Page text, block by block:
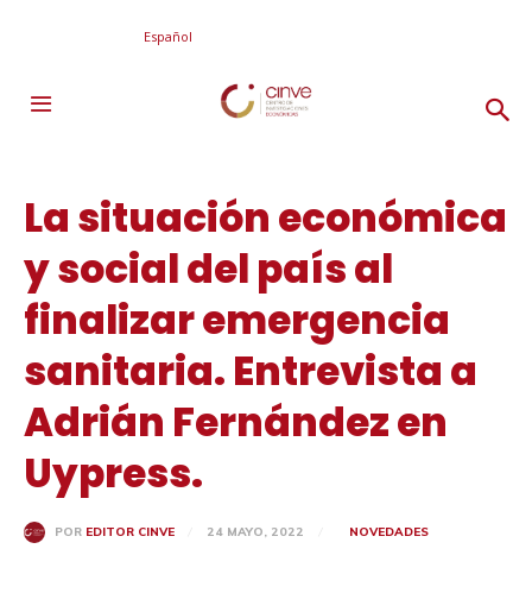
Español
La situación económica
y social del país al
finalizar emergencia
sanitaria. Entrevista a
Adrián Fernández en
Uypress.
POR EDITOR CINVE 24 MAYO, 2022 NOVEDADES